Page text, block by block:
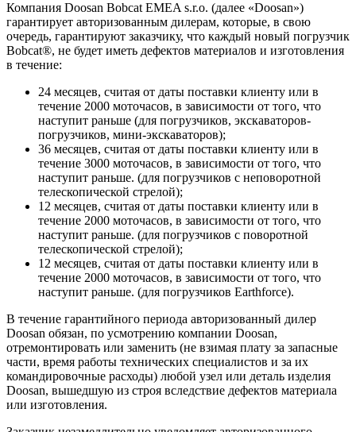
Компания Doosan Bobcat EMEA s.r.o. (далее «Doosan»)
гарантирует авторизованным дилерам, которые, в свою
очередь, гарантируют заказчику, что каждый новый погрузчик
Bobcat®, не будет иметь дефектов материалов и изготовления
в течение:
24 месяцев, считая от даты поставки клиенту или в
течение 2000 моточасов, в зависимости от того, что
наступит раньше (для погрузчиков, экскаваторов-
погрузчиков, мини-экскаваторов);
36 месяцев, считая от даты поставки клиенту или в
течение 3000 моточасов, в зависимости от того, что
наступит раньше. (для погрузчиков с неповоротной
телескопической стрелой);
12 месяцев, считая от даты поставки клиенту или в
течение 2000 моточасов, в зависимости от того, что
наступит раньше. (для погрузчиков с поворотной
телескопической стрелой);
12 месяцев, считая от даты поставки клиенту или в
течение 2000 моточасов, в зависимости от того, что
наступит раньше. (для погрузчиков Earthforce).
В течение гарантийного периода авторизованный дилер
Doosan обязан, по усмотрению компании Doosan,
отремонтировать или заменить (не взимая плату за запасные
части, время работы технических специалистов и за их
командировочные расходы) любой узел или деталь изделия
Doosan, вышедшую из строя вследствие дефектов материала
или изготовления.